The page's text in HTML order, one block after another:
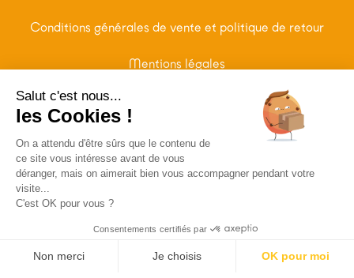
Conditions générales de vente et politique de retour
Mentions légales
NOUS CONTACTER
FAQ
bonjour@hello-kit.fr
Dossier de presse
Salut c'est nous...
les Cookies !
On a attendu d'être sûrs que le contenu de
ce site vous intéresse avant de vous
déranger, mais on aimerait bien vous accompagner pendant votre
visite...
C'est OK pour vous ?
Consentements certifiés par
Non merci Je choisis OK pour moi